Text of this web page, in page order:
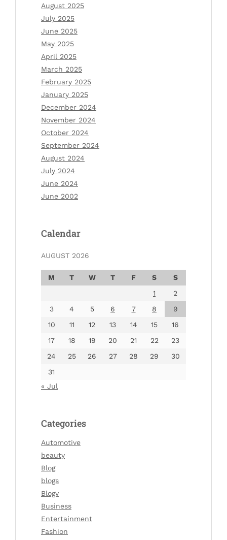
August 2025
July 2025
June 2025
May 2025
April 2025
March 2025
February 2025
January 2025
December 2024
November 2024
October 2024
September 2024
August 2024
July 2024
June 2024
June 2002
Calendar
AUGUST 2026
M T W T F S
S
1
2
3
4 5 6 7 8
9
10
11 12 13 14 15
16
17
18 19 20 21 22
23
24
25 26 27 28 29
30
31
« Jul
Categories
Automotive
beauty
Blog
blogs
Blogv
Business
Entertainment
Fashion